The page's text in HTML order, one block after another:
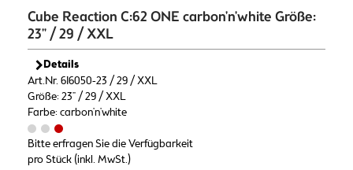
Cube Reaction C:62 ONE carbon'n'white Größe:
23" / 29 / XXL
Details
Art.Nr. 616050-23 / 29 / XXL
Größe: 23" / 29 / XXL
Farbe: carbon'n'white
Bitte erfragen Sie die Verfügbarkeit
pro Stück (inkl. MwSt.)